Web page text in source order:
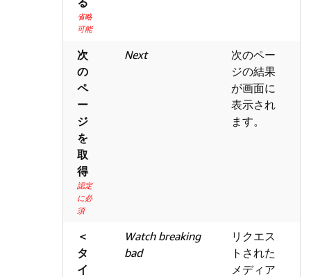
省略
可能
次
の
ペ
ー
ジ
を
取
得
認定
に必
須
Next
次のペー
ジの結果
が画面に
表示され
ます。
＜
タ
イ
Watch breaking
bad
リクエス
トされた
メディア